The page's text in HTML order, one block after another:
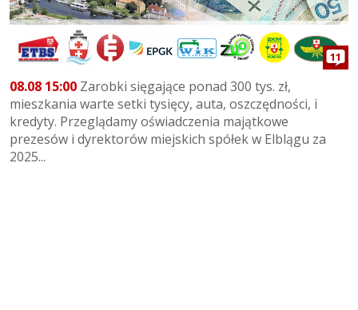
11
08.08 15:00 Zarobki sięgające ponad 300 tys. zł,
mieszkania warte setki tysięcy, auta, oszczędności, i
kredyty. Przeglądamy oświadczenia majątkowe
prezesów i dyrektorów miejskich spółek w Elblągu za
2025...